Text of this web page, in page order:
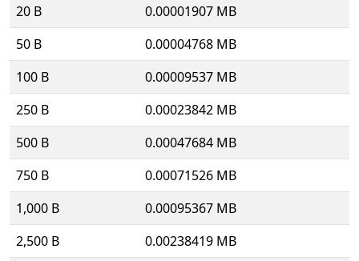
20 B
0.00001907 MB
50 B
0.00004768 MB
100 B
0.00009537 MB
250 B
0.00023842 MB
500 B
0.00047684 MB
750 B
0.00071526 MB
1,000 B
0.00095367 MB
2,500 B
0.00238419 MB